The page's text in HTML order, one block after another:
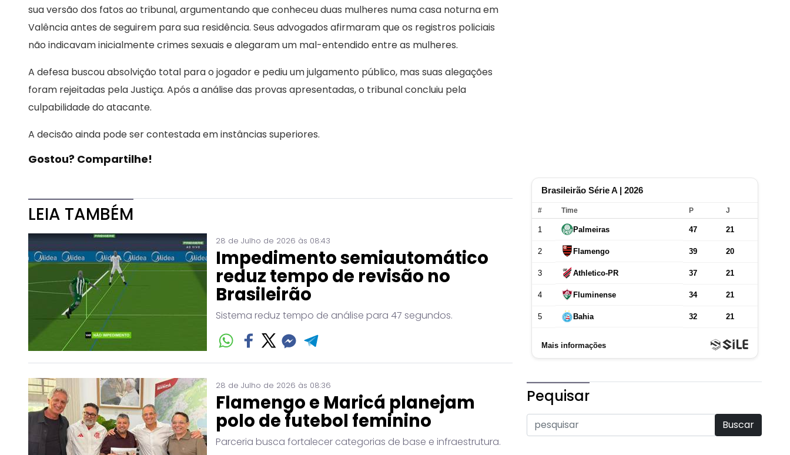
sua versão dos fatos ao tribunal, argumentando que conheceu duas mulheres numa casa noturna em
Valência antes de seguirem para sua residência. Seus advogados afirmaram que os registros policiais
não indicavam inicialmente crimes sexuais e alegaram um mal-entendido entre as mulheres.
A defesa buscou absolvição total para o jogador e pediu um julgamento público, mas suas alegações
foram rejeitadas pela Justiça. Após a análise das provas apresentadas, o tribunal concluiu pela
culpabilidade do atacante.
A decisão ainda pode ser contestada em instâncias superiores.
Gostou? Compartilhe!
LEIA TAMBÉM
28 de Julho de 2026 às 08:43
Impedimento semiautomático
reduz tempo de revisão no
Brasileirão
Sistema reduz tempo de análise para 47 segundos.
28 de Julho de 2026 às 08:36
Flamengo e Maricá planejam
polo de futebol feminino
Parceria busca fortalecer categorias de base e infraestrutura.
Pequisar